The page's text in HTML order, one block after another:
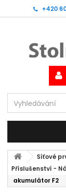
+420
Síťové
Příslušenství -
akumulátor F2